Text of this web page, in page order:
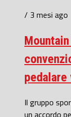
/ 3 mesi ago
pedalare
Il gruppo